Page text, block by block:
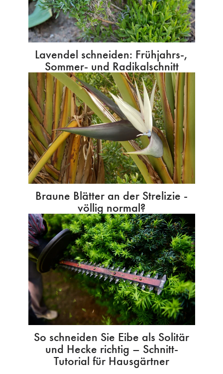
Lavendel schneiden: Frühjahrs-,
Sommer- und Radikalschnitt
Braune Blätter an der Strelizie -
völlig normal?
So schneiden Sie Eibe als Solitär
und Hecke richtig – Schnitt-
Tutorial für Hausgärtner